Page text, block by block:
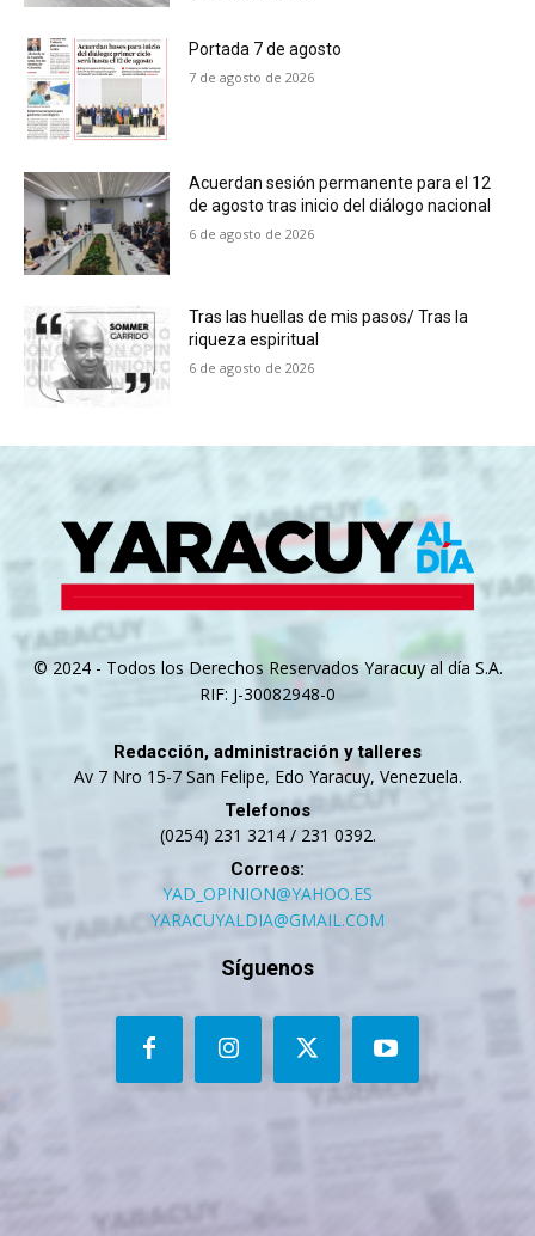
Portada 7 de agosto
7 de agosto de 2026
Acuerdan sesión permanente para el 12
de agosto tras inicio del diálogo nacional
6 de agosto de 2026
Tras las huellas de mis pasos/ Tras la
riqueza espiritual
6 de agosto de 2026
© 2024 - Todos los Derechos Reservados Yaracuy al día S.A.
RIF: J-30082948-0
Redacción, administración y talleres
Av 7 Nro 15-7 San Felipe, Edo Yaracuy, Venezuela.
Telefonos
(0254) 231 3214 / 231 0392.
Correos:
YAD_OPINION@YAHOO.ES
YARACUYALDIA@GMAIL.COM
Síguenos